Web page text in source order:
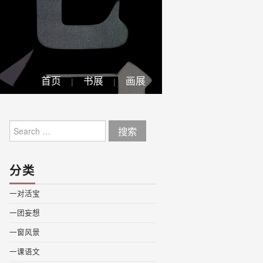
首页 书展 画展
for:
分类
一对活宝
一团妄想
一窗风景
一课语文